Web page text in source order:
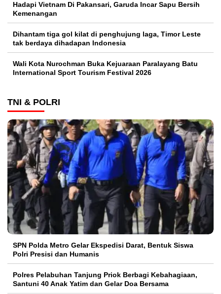
Hadapi Vietnam Di Pakansari, Garuda Incar Sapu Bersih
Kemenangan
Dihantam tiga gol kilat di penghujung laga, Timor Leste
tak berdaya dihadapan Indonesia
Wali Kota Nurochman Buka Kejuaraan Paralayang Batu
International Sport Tourism Festival 2026
TNI & POLRI
SPN Polda Metro Gelar Ekspedisi Darat, Bentuk Siswa
Polri Presisi dan Humanis
Polres Pelabuhan Tanjung Priok Berbagi Kebahagiaan,
Santuni 40 Anak Yatim dan Gelar Doa Bersama